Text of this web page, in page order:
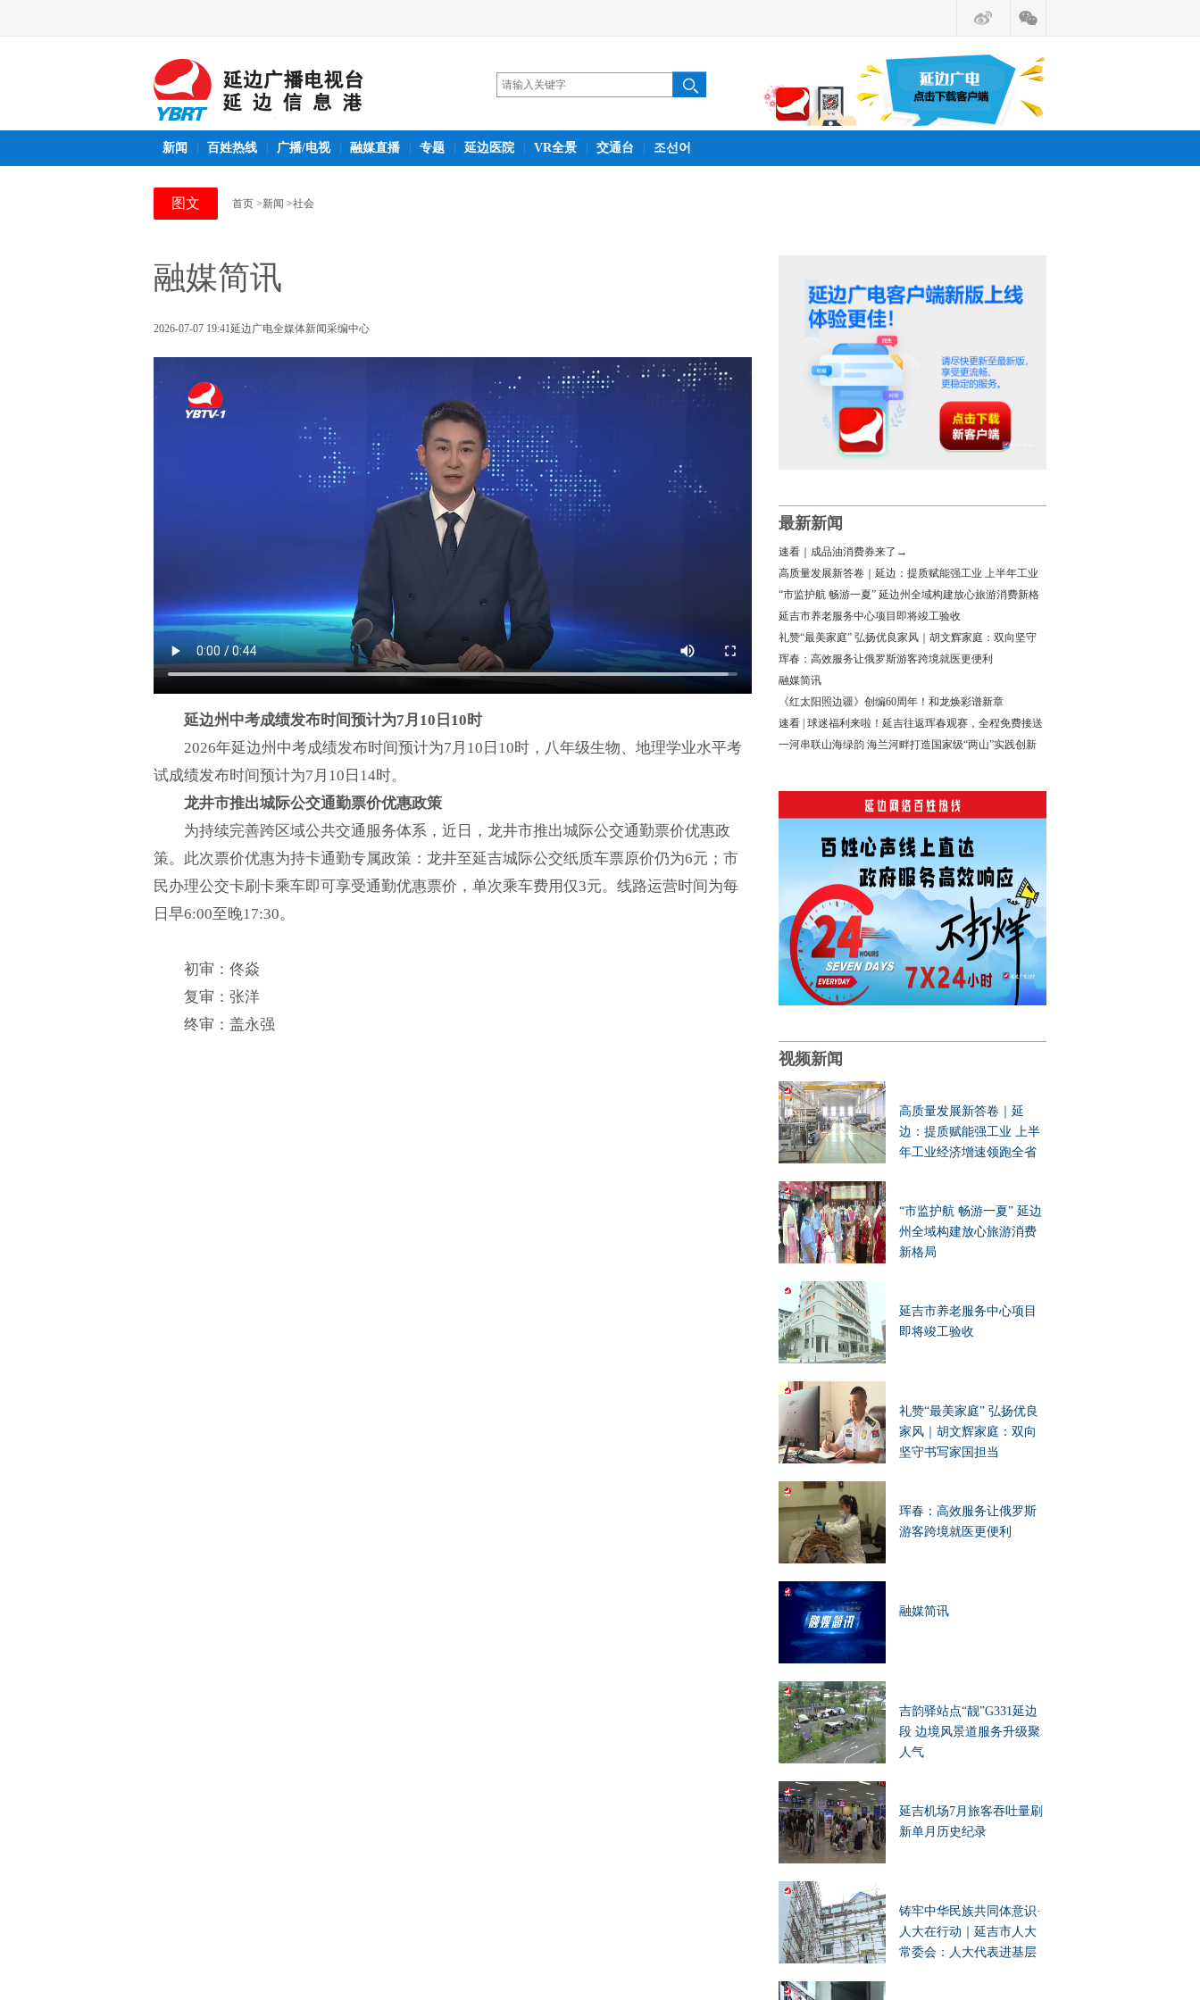
新闻 百姓热线 广播/电视 融媒直播 专题 延边医院 VR全景 交通台 조선어
图文 首页 >新闻 >社会
融媒简讯
2026-07-07 19:41延边广电全媒体新闻采编中心
延边州中考成绩发布时间预计为7月10日10时
2026年延边州中考成绩发布时间预计为7月10日10时，八年级生物、地理学业水平考
试成绩发布时间预计为7月10日14时。
龙井市推出城际公交通勤票价优惠政策
为持续完善跨区域公共交通服务体系，近日，龙井市推出城际公交通勤票价优惠政
策。此次票价优惠为持卡通勤专属政策：龙井至延吉城际公交纸质车票原价仍为6元；市
民办理公交卡刷卡乘车即可享受通勤优惠票价，单次乘车费用仅3元。线路运营时间为每
日早6:00至晚17:30。
初审：佟焱
复审：张洋
终审：盖永强
最新新闻
速看｜成品油消费券来了→
高质量发展新答卷｜延边：提质赋能强工业 上半年工业
经济增速领跑全省
“市监护航 畅游一夏” 延边州全域构建放心旅游消费新格
局
延吉市养老服务中心项目即将竣工验收
礼赞“最美家庭” 弘扬优良家风｜胡文辉家庭：双向坚守
书写家国担当
珲春：高效服务让俄罗斯游客跨境就医更便利
融媒简讯
《红太阳照边疆》创编60周年！和龙焕彩谱新章
速看 | 球迷福利来啦！延吉往返珲春观赛，全程免费接送
→
一河串联山海绿韵 海兰河畔打造国家级“两山”实践创新
视频新闻
高质量发展新答卷｜延
边：提质赋能强工业 上半
年工业经济增速领跑全省
“市监护航 畅游一夏” 延边
州全域构建放心旅游消费
新格局
延吉市养老服务中心项目
即将竣工验收
礼赞“最美家庭” 弘扬优良
家风｜胡文辉家庭：双向
坚守书写家国担当
珲春：高效服务让俄罗斯
游客跨境就医更便利
融媒简讯
吉韵驿站点“靓”G331延边
段 边境风景道服务升级聚
人气
延吉机场7月旅客吞吐量刷
新单月历史纪录
铸牢中华民族共同体意识·
人大在行动｜延吉市人大
常委会：人大代表进基层